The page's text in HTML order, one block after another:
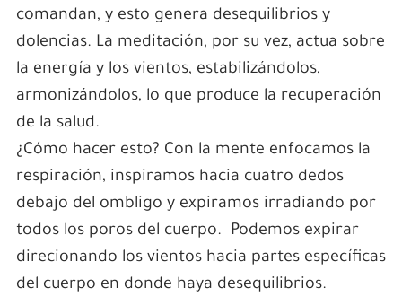
comandan, y esto genera desequilibrios y
dolencias. La meditación, por su vez, actua sobre
la energía y los vientos, estabilizándolos,
armonizándolos, lo que produce la recuperación
de la salud.
¿Cómo hacer esto? Con la mente enfocamos la
respiración, inspiramos hacia cuatro dedos
debajo del ombligo y expiramos irradiando por
todos los poros del cuerpo. Podemos expirar
direcionando los vientos hacia partes específicas
del cuerpo en donde haya desequilibrios.